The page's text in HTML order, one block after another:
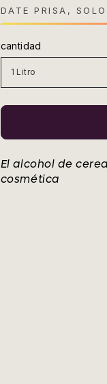
DATE PRISA,
cantidad
El alcohol de
cosmética